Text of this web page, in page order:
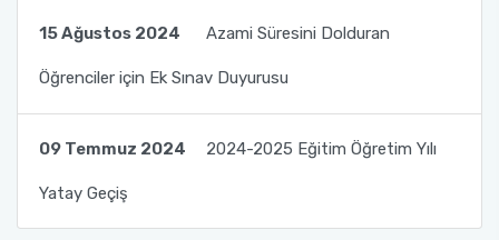
15 Ağustos 2024 Azami Süresini Dolduran
Öğrenciler için Ek Sınav Duyurusu
09 Temmuz 2024 2024-2025 Eğitim Öğretim Yılı
Yatay Geçiş